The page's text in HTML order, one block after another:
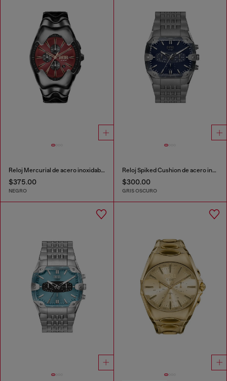
Reloj Mercurial de acero inoxidable color gunmetal
$375.00
NEGRO
Reloj Spiked Cushion de acero inoxidable color gunmetal
$300.00
GRIS OSCURO